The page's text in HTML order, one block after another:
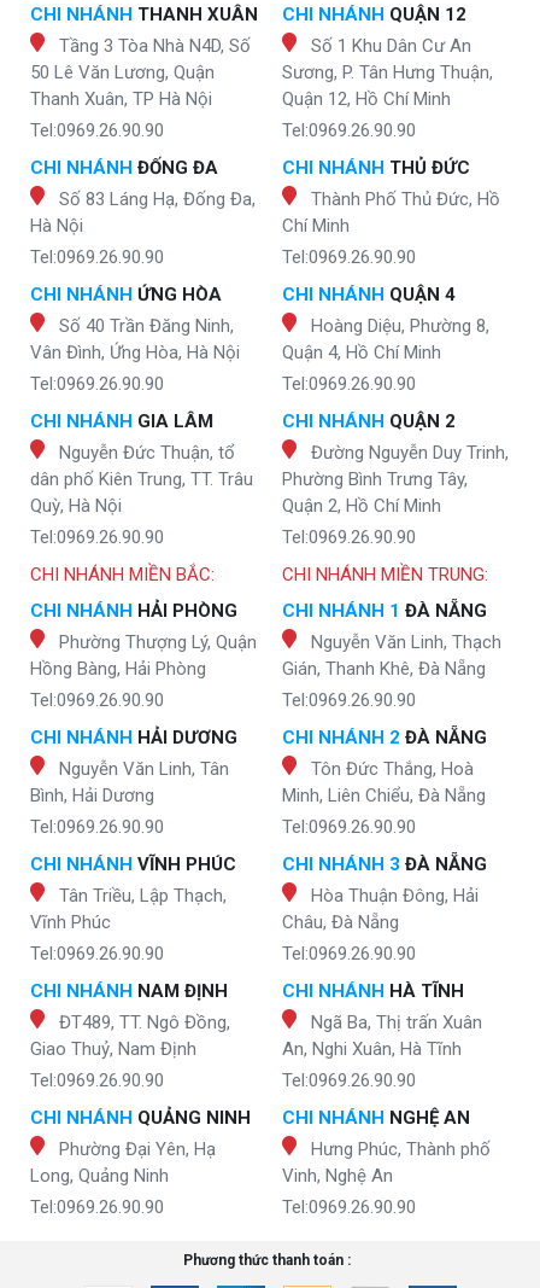
CHI NHÁNH THANH XUÂN
Tầng 3 Tòa Nhà N4D, Số
50 Lê Văn Lương, Quận
Thanh Xuân, TP Hà Nội
Tel:0969.26.90.90
CHI NHÁNH ĐỐNG ĐA
Số 83 Láng Hạ, Đống Đa,
Hà Nội
Tel:0969.26.90.90
CHI NHÁNH ỨNG HÒA
Số 40 Trần Đăng Ninh,
Vân Đình, Ứng Hòa, Hà Nội
Tel:0969.26.90.90
CHI NHÁNH GIA LÂM
Nguyễn Đức Thuận, tổ
dân phố Kiên Trung, TT. Trâu
Quỳ, Hà Nội
Tel:0969.26.90.90
CHI NHÁNH QUẬN 12
Số 1 Khu Dân Cư An
Sương, P. Tân Hưng Thuận,
Quận 12, Hồ Chí Minh
Tel:0969.26.90.90
CHI NHÁNH THỦ ĐỨC
Thành Phố Thủ Đức, Hồ
Chí Minh
Tel:0969.26.90.90
CHI NHÁNH QUẬN 4
Hoàng Diệu, Phường 8,
Quận 4, Hồ Chí Minh
Tel:0969.26.90.90
CHI NHÁNH QUẬN 2
Đường Nguyễn Duy Trinh,
Phường Bình Trưng Tây,
Quận 2, Hồ Chí Minh
Tel:0969.26.90.90
CHI NHÁNH MIỀN BẮC:
CHI NHÁNH HẢI PHÒNG
Phường Thượng Lý, Quận
Hồng Bàng, Hải Phòng
Tel:0969.26.90.90
CHI NHÁNH HẢI DƯƠNG
Nguyễn Văn Linh, Tân
Bình, Hải Dương
Tel:0969.26.90.90
CHI NHÁNH VĨNH PHÚC
Tân Triều, Lập Thạch,
Vĩnh Phúc
Tel:0969.26.90.90
CHI NHÁNH NAM ĐỊNH
ĐT489, TT. Ngô Đồng,
Giao Thuỷ, Nam Định
Tel:0969.26.90.90
CHI NHÁNH QUẢNG NINH
Phường Đại Yên, Hạ
Long, Quảng Ninh
Tel:0969.26.90.90
CHI NHÁNH MIỀN TRUNG:
CHI NHÁNH 1 ĐÀ NẴNG
Nguyễn Văn Linh, Thạch
Gián, Thanh Khê, Đà Nẵng
Tel:0969.26.90.90
CHI NHÁNH 2 ĐÀ NẴNG
Tôn Đức Thắng, Hoà
Minh, Liên Chiểu, Đà Nẵng
Tel:0969.26.90.90
CHI NHÁNH 3 ĐÀ NẴNG
Hòa Thuận Đông, Hải
Châu, Đà Nẵng
Tel:0969.26.90.90
CHI NHÁNH HÀ TĨNH
Ngã Ba, Thị trấn Xuân
An, Nghi Xuân, Hà Tĩnh
Tel:0969.26.90.90
CHI NHÁNH NGHỆ AN
Hưng Phúc, Thành phố
Vinh, Nghệ An
Tel:0969.26.90.90
Phương thức thanh toán :